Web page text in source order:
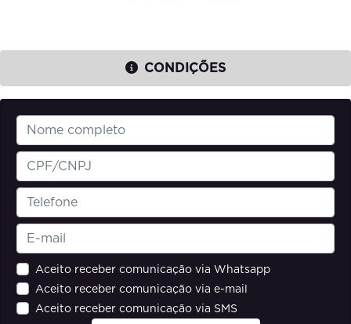
CONDIÇÕES
Aceito receber comunicação via Whatsapp
Aceito receber comunicação via e-mail
Aceito receber comunicação via SMS